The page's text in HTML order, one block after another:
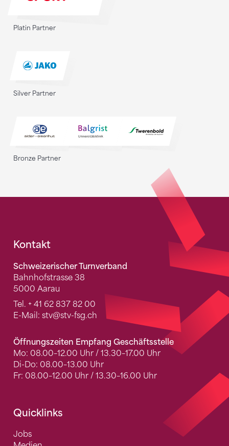
Platin Partner
Silver Partner
Bronze Partner
Fusszeile
Kontakt
Schweizerischer Turnverband
Bahnhofstrasse 38
5000 Aarau
Tel. + 41 62 837 82 00
E-Mail: stv@stv-fsg.ch
Öffnungszeiten Empfang Geschäftsstelle
Mo: 08.00–12.00 Uhr / 13.30–17.00 Uhr
Di-Do: 08.00–13.00 Uhr
Fr: 08.00–12.00 Uhr / 13.30–16.00 Uhr
Quicklinks
Jobs